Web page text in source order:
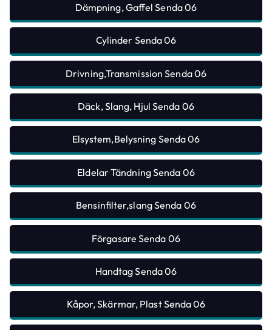
Dämpning, Gaffel Senda 06
Cylinder Senda 06
Drivning,Transmission Senda 06
Däck, Slang, Hjul Senda 06
Elsystem,Belysning Senda 06
Eldelar Tändning Senda 06
Bensinfilter,slang Senda 06
Förgasare Senda 06
Handtag Senda 06
Kåpor, Skärmar, Plast Senda 06